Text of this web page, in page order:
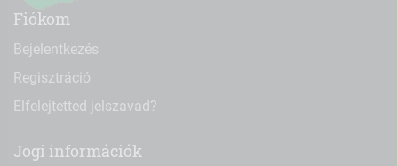
Fiókom
Bejelentkezés
Regisztráció
Elfelejtetted jelszavad?
Jogi információk